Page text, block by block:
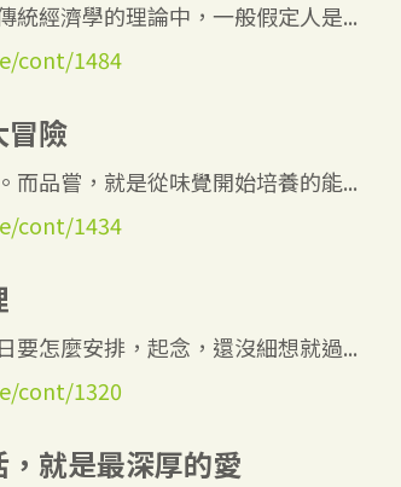
統經濟學的理論中，一般假定人是...
cont/1484
冒險
而品嘗，就是從味覺開始培養的能...
cont/1434
要怎麼安排，起念，還沒細想就過...
cont/1320
就是最深厚的愛